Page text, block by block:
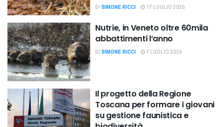
DI SIMONE RICCI 17 LUGLIO 2026
Nutrie, in Veneto oltre 60mila
abbattimenti l’anno
DI SIMONE RICCI 7 LUGLIO 2026
Il progetto della Regione
Toscana per formare i giovani
su gestione faunistica e